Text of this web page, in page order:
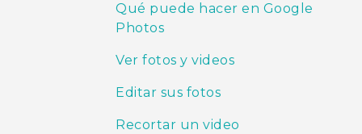
HTC Devices & Accessories
Qué puede hacer en Google
Photos
Ver fotos y videos
Editar sus fotos
Recortar un video